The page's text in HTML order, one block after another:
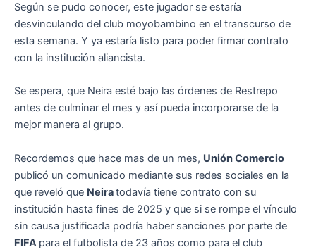
Según se pudo conocer, este jugador se estaría
desvinculando del club moyobambino en el transcurso de
esta semana. Y ya estaría listo para poder firmar contrato
con la institución aliancista.
Se espera, que Neira esté bajo las órdenes de Restrepo
antes de culminar el mes y así pueda incorporarse de la
mejor manera al grupo.
Recordemos que hace mas de un mes, Unión Comercio
publicó un comunicado mediante sus redes sociales en la
que reveló que Neiratodavía tiene contrato con su
institución hasta fines de 2025 y que si se rompe el vínculo
sin causa justificada podría haber sanciones por parte de
FIFA para el futbolista de 23 años como para el club